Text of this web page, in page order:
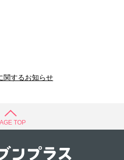
関するお知らせ
TOP